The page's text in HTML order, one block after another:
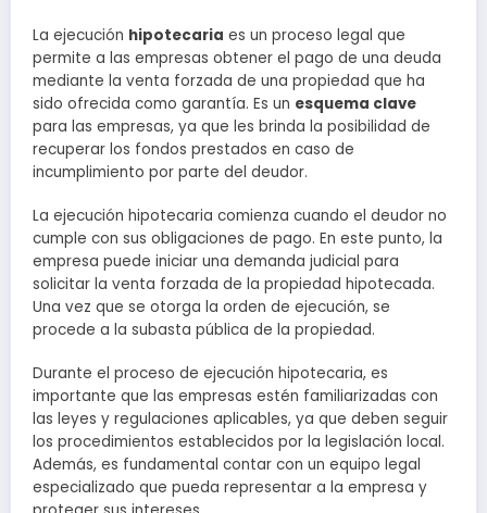
La ejecución hipotecaria es un proceso legal que
permite a las empresas obtener el pago de una deuda
mediante la venta forzada de una propiedad que ha
sido ofrecida como garantía. Es un esquema clave
para las empresas, ya que les brinda la posibilidad de
recuperar los fondos prestados en caso de
incumplimiento por parte del deudor.
La ejecución hipotecaria comienza cuando el deudor no
cumple con sus obligaciones de pago. En este punto, la
empresa puede iniciar una demanda judicial para
solicitar la venta forzada de la propiedad hipotecada.
Una vez que se otorga la orden de ejecución, se
procede a la subasta pública de la propiedad.
Durante el proceso de ejecución hipotecaria, es
importante que las empresas estén familiarizadas con
las leyes y regulaciones aplicables, ya que deben seguir
los procedimientos establecidos por la legislación local.
Además, es fundamental contar con un equipo legal
especializado que pueda representar a la empresa y